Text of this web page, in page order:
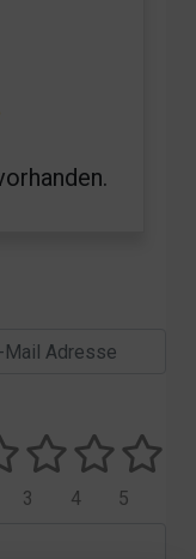
5
4
3